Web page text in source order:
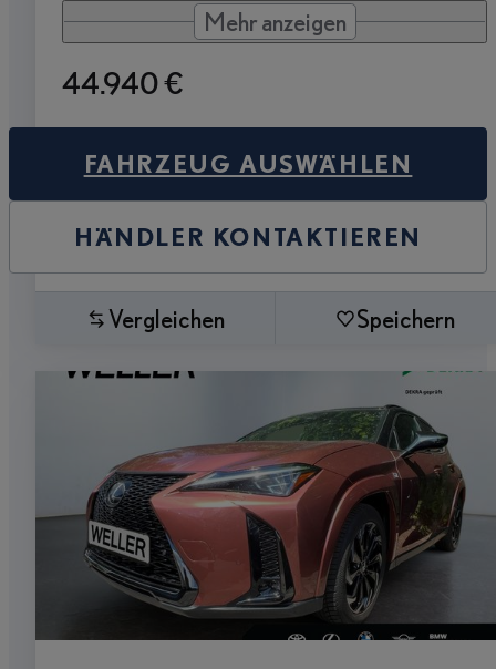
Mehr anzeigen
44.940 €
FAHRZEUG AUSWÄHLEN
HÄNDLER KONTAKTIEREN
Vergleichen Speichern